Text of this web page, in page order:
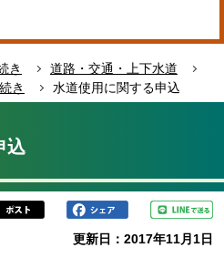
き
道路・交通・上下水道
き
水道使用に関する申込
込
更新日：2017年11月1日